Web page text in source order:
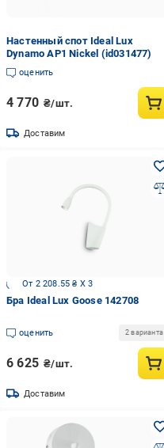
Настенный спот Ideal Lux
Dynamo AP1 Nickel (id031477)
оценить
4 770 ₴/шт.
Доставим
От 2 208.55 ₴ X 3
Бра Ideal Lux Goose 142708
оценить 2 варианта
6 625 ₴/шт.
Доставим